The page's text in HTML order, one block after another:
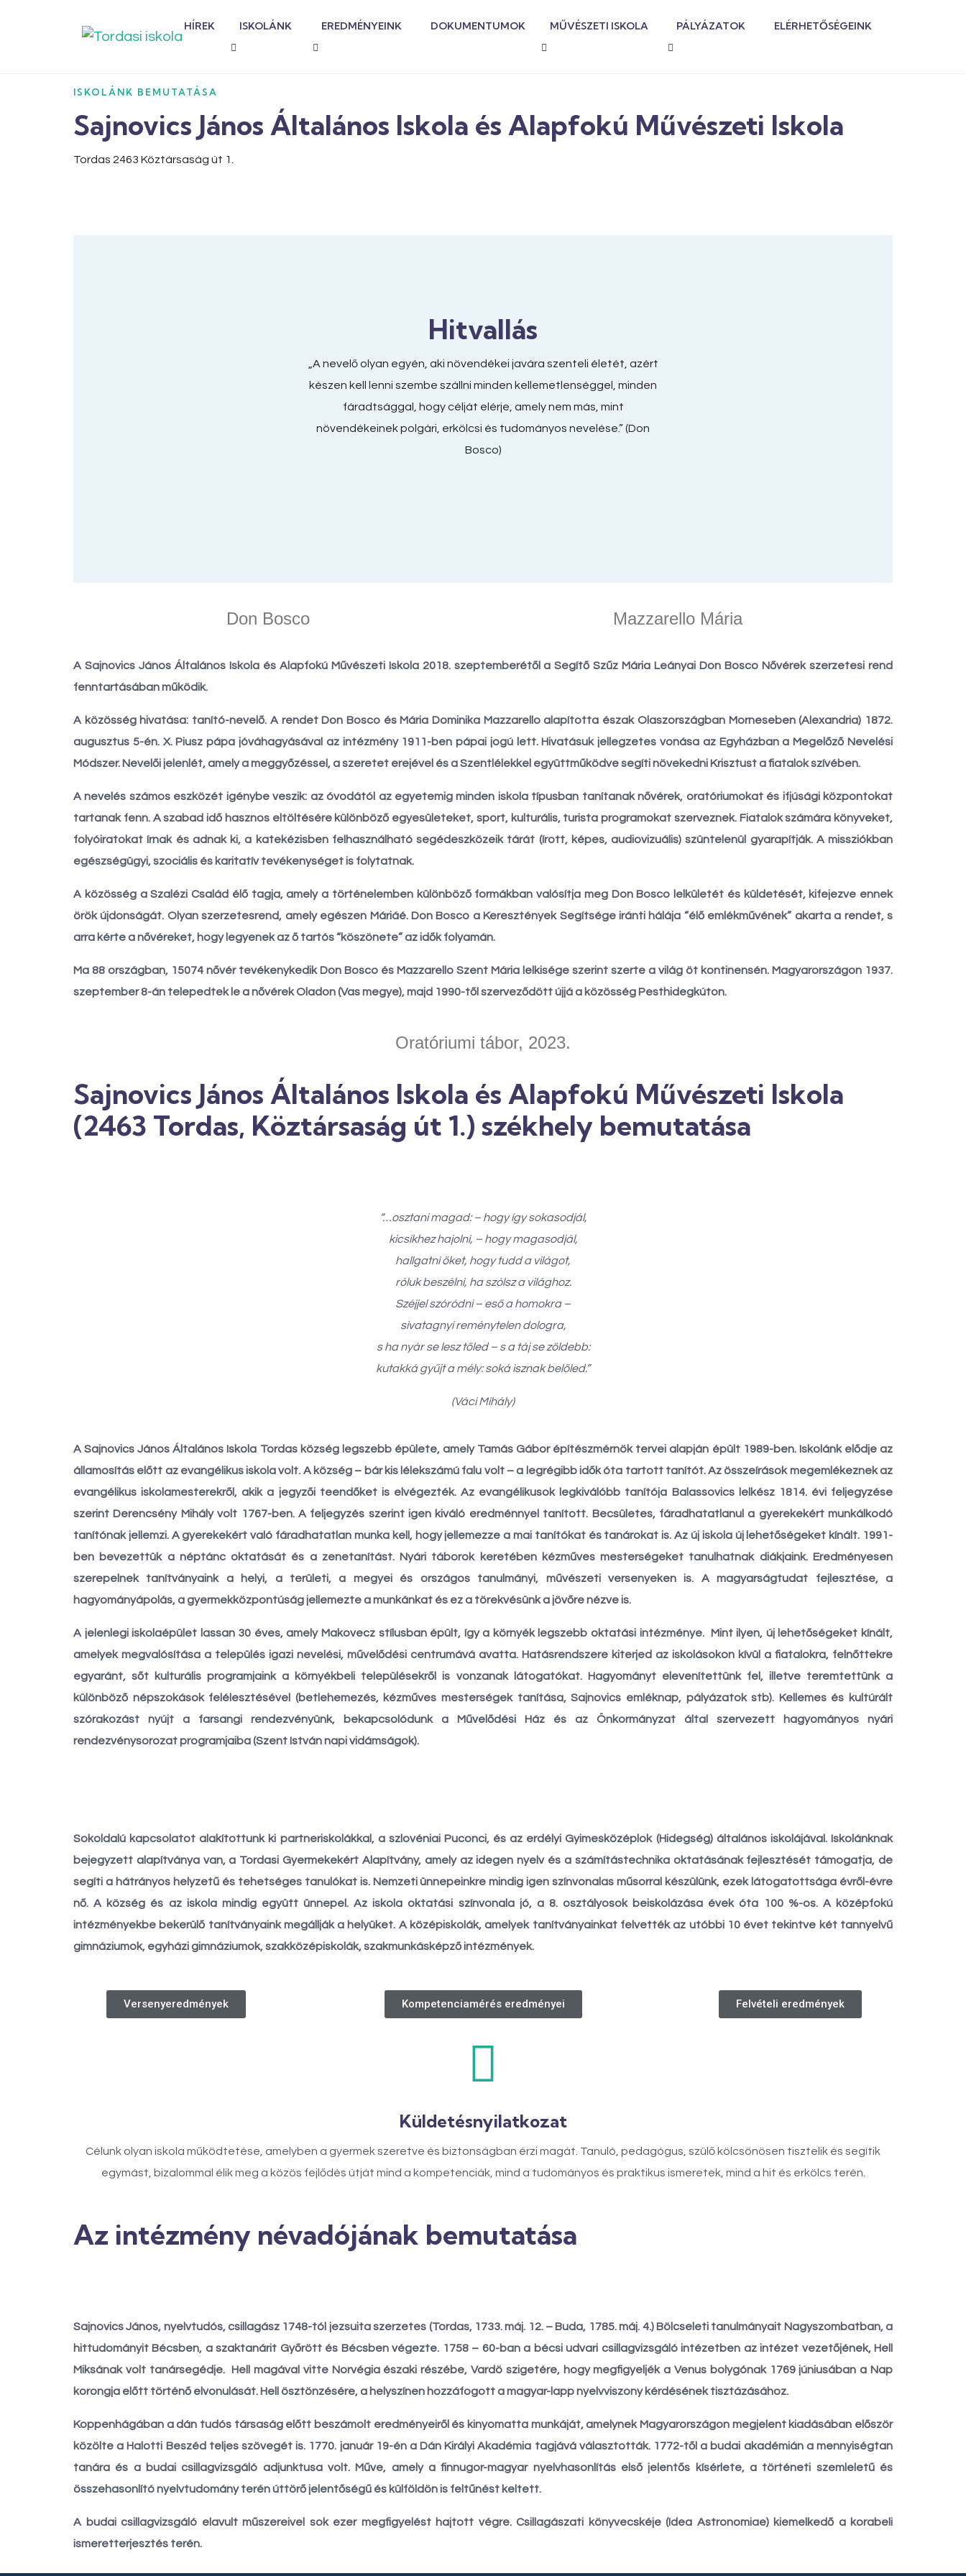
HÍREK ISKOLÁNK EREDMÉNYEINK DOKUMENTUMOK MŰVÉSZETI ISKOLA PÁLYÁZATOK ELÉRHETŐSÉGEINK
ISKOLÁNK BEMUTATÁSA
Sajnovics János Általános Iskola és Alapfokú Művészeti Iskola
Tordas 2463 Köztársaság út 1.
Hitvallás
„A nevelő olyan egyén, aki növendékei javára szenteli életét, azért
készen kell lenni szembe szállni minden kellemetlenséggel, minden
fáradtsággal, hogy célját elérje, amely nem más, mint
növendékeinek polgári, erkölcsi és tudományos nevelése.” (Don
Bosco)
Don Bosco Mazzarello Mária
A Sajnovics János Általános Iskola és Alapfokú Művészeti Iskola 2018. szeptemberétől a Segítő Szűz Mária Leányai Don Bosco Nővérek szerzetesi rend
fenntartásában működik.
A közösség hivatása: tanító-nevelő. A rendet Don Bosco és Mária Dominika Mazzarello alapította észak Olaszországban Morneseben (Alexandria) 1872.
augusztus 5-én. X. Piusz pápa jóváhagyásával az intézmény 1911-ben pápai jogú lett. Hivatásuk jellegzetes vonása az Egyházban a Megelőző Nevelési
Módszer. Nevelői jelenlét, amely a meggyőzéssel, a szeretet erejével és a Szentlélekkel együttműködve segíti növekedni Krisztust a fiatalok szívében.
A nevelés számos eszközét igénybe veszik: az óvodától az egyetemig minden iskola típusban tanítanak nővérek, oratóriumokat és ifjúsági központokat
tartanak fenn. A szabad idő hasznos eltöltésére különböző egyesületeket, sport, kulturális, turista programokat szerveznek. Fiatalok számára könyveket,
folyóiratokat írnak és adnak ki, a katekézisben felhasználható segédeszközeik tárát (írott, képes, audiovizuális) szüntelenül gyarapítják. A missziókban
egészségügyi, szociális és karitatív tevékenységet is folytatnak.
A közösség a Szalézi Család élő tagja, amely a történelemben különböző formákban valósítja meg Don Bosco lelkületét és küldetését, kifejezve ennek
örök újdonságát. Olyan szerzetesrend, amely egészen Máriáé. Don Bosco a Keresztények Segítsége iránti hálája “élő emlékművének” akarta a rendet, s
arra kérte a nővéreket, hogy legyenek az ő tartós “köszönete” az idők folyamán.
Ma 88 országban, 15074 nővér tevékenykedik Don Bosco és Mazzarello Szent Mária lelkisége szerint szerte a világ öt kontinensén. Magyarországon 1937.
szeptember 8-án telepedtek le a nővérek Oladon (Vas megye), majd 1990-től szerveződött újjá a közösség Pesthidegkúton.
Oratóriumi tábor, 2023.
Sajnovics János Általános Iskola és Alapfokú Művészeti Iskola
(2463 Tordas, Köztársaság út 1.) székhely bemutatása
“…osztani magad: – hogy így sokasodjál,
kicsikhez hajolni, – hogy magasodjál,
hallgatni őket, hogy tudd a világot,
róluk beszélni, ha szólsz a világhoz.
Széjjel szóródni – eső a homokra –
sivatagnyi reménytelen dologra,
s ha nyár se lesz tőled – s a táj se zöldebb:
kutakká gyűjt a mély: soká isznak belőled.”
(Váci Mihály)
A Sajnovics János Általános Iskola Tordas község legszebb épülete, amely Tamás Gábor építészmérnök tervei alapján épült 1989-ben. Iskolánk elődje az
államosítás előtt az evangélikus iskola volt. A község – bár kis lélekszámú falu volt – a legrégibb idők óta tartott tanítót. Az összeírások megemlékeznek az
evangélikus iskolamesterekről, akik a jegyzői teendőket is elvégezték. Az evangélikusok legkiválóbb tanítója Balassovics lelkész 1814. évi feljegyzése
szerint Derencsény Mihály volt 1767-ben. A feljegyzés szerint igen kiváló eredménnyel tanított. Becsületes, fáradhatatlanul a gyerekekért munkálkodó
tanítónak jellemzi. A gyerekekért való fáradhatatlan munka kell, hogy jellemezze a mai tanítókat és tanárokat is. Az új iskola új lehetőségeket kínált. 1991-
ben bevezettük a néptánc oktatását és a zenetanítást. Nyári táborok keretében kézműves mesterségeket tanulhatnak diákjaink. Eredményesen
szerepelnek tanítványaink a helyi, a területi, a megyei és országos tanulmányi, művészeti versenyeken is. A magyarságtudat fejlesztése, a
hagyományápolás, a gyermekközpontúság jellemezte a munkánkat és ez a törekvésünk a jövőre nézve is.
A jelenlegi iskolaépület lassan 30 éves, amely Makovecz stílusban épült, így a környék legszebb oktatási intézménye. Mint ilyen, új lehetőségeket kínált,
amelyek megvalósítása a település igazi nevelési, művelődési centrumává avatta. Hatásrendszere kiterjed az iskolásokon kívül a fiatalokra, felnőttekre
egyaránt, sőt kulturális programjaink a környékbeli településekről is vonzanak látogatókat. Hagyományt elevenítettünk fel, illetve teremtettünk a
különböző népszokások felélesztésével (betlehemezés, kézműves mesterségek tanítása, Sajnovics emléknap, pályázatok stb). Kellemes és kultúrált
szórakozást nyújt a farsangi rendezvényünk, bekapcsolódunk a Művelődési Ház és az Önkormányzat által szervezett hagyományos nyári
rendezvénysorozat programjaiba (Szent István napi vidámságok).
Sokoldalú kapcsolatot alakítottunk ki partneriskolákkal, a szlovéniai Puconci, és az erdélyi Gyimesközéplok (Hidegség) általános iskolájával. Iskolánknak
bejegyzett alapítványa van, a Tordasi Gyermekekért Alapítvány, amely az idegen nyelv és a számítástechnika oktatásának fejlesztését támogatja, de
segíti a hátrányos helyzetű és tehetséges tanulókat is. Nemzeti ünnepeinkre mindig igen színvonalas műsorral készülünk, ezek látogatottsága évről-évre
nő. A község és az iskola mindig együtt ünnepel. Az iskola oktatási színvonala jó, a 8. osztályosok beiskolázása évek óta 100 %-os. A középfokú
intézményekbe bekerülő tanítványaink megállják a helyüket. A középiskolák, amelyek tanítványainkat felvették az utóbbi 10 évet tekintve két tannyelvű
gimnáziumok, egyházi gimnáziumok, szakközépiskolák, szakmunkásképző intézmények.
Versenyeredmények Kompetenciamérés eredményei Felvételi eredmények
Küldetésnyilatkozat
Célunk olyan iskola működtetése, amelyben a gyermek szeretve és biztonságban érzi magát. Tanuló, pedagógus, szülő kölcsönösen tisztelik és segítik
egymást, bizalommal élik meg a közös fejlődés útját mind a kompetenciák, mind a tudományos és praktikus ismeretek, mind a hit és erkölcs terén.
Az intézmény névadójának bemutatása
Sajnovics János, nyelvtudós, csillagász 1748-tól jezsuita szerzetes (Tordas, 1733. máj. 12. – Buda, 1785. máj. 4.) Bölcseleti tanulmányait Nagyszombatban, a
hittudományit Bécsben, a szaktanárit Győrött és Bécsben végezte. 1758 – 60-ban a bécsi udvari csillagvizsgáló intézetben az intézet vezetőjének, Hell
Miksának volt tanársegédje. Hell magával vitte Norvégia északi részébe, Vardö szigetére, hogy megfigyeljék a Venus bolygónak 1769 júniusában a Nap
korongja előtt történő elvonulását. Hell ösztönzésére, a helyszínen hozzáfogott a magyar-lapp nyelvviszony kérdésének tisztázásához.
Koppenhágában a dán tudós társaság előtt beszámolt eredményeiről és kinyomatta munkáját, amelynek Magyarországon megjelent kiadásában először
közölte a Halotti Beszéd teljes szövegét is. 1770. január 19-én a Dán Királyi Akadémia tagjává választották. 1772-től a budai akadémián a mennyiségtan
tanára és a budai csillagvizsgáló adjunktusa volt. Műve, amely a finnugor-magyar nyelvhasonlítás első jelentős kísérlete, a történeti szemleletű és
összehasonlító nyelvtudomány terén úttörő jelentőségű és külföldön is feltűnést keltett.
A budai csillagvizsgáló elavult műszereivel sok ezer megfigyelést hajtott végre. Csillagászati könyvecskéje (Idea Astronomiae) kiemelkedő a korabeli
ismeretterjesztés terén.